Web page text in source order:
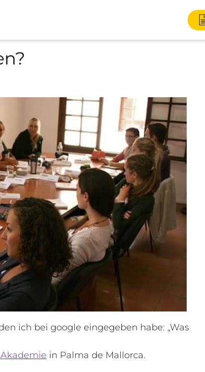
ich bei google eingegeben habe: „Was
in Palma de Mallorca.